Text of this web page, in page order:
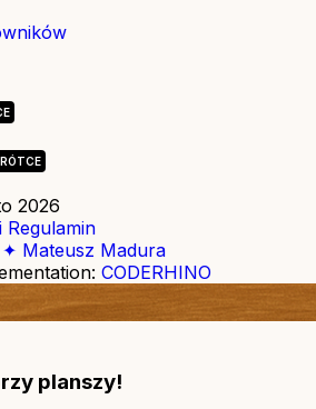
2026
Regulamin
Mateusz Madura
CODERHINO
planszy!